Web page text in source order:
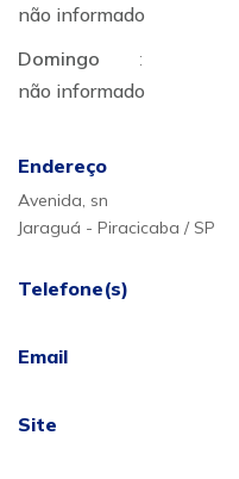
não informado
Domingo
:
não informado
Endereço
Avenida, sn
Jaraguá - Piracicaba / SP
Telefone(s)
Email
Site